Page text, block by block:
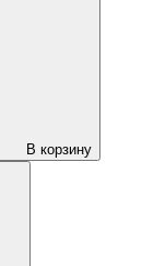
В корзину